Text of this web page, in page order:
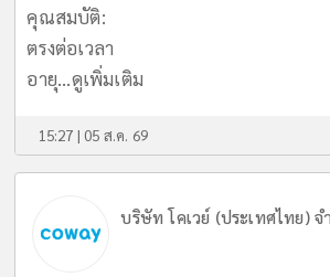
​คุณสมบัติ:
ตรงต่อเวลา
อายุ...ดูเพิ่มเติม
15:27 | 05 ส.ค. 69
บริษัท โคเวย์ (ประเทศไทย) จ